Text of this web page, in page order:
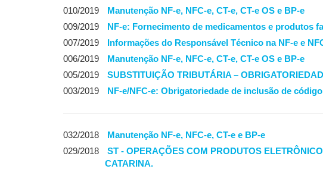
010/2019
Manutenção NF-e, NFC-e, CT-e, CT-e OS e BP-e
009/2019
NF-e: Fornecimento de medicamentos e produtos
007/2019
Informações do Responsável Técnico na NF-e e
006/2019
Manutenção NF-e, NFC-e, CT-e, CT-e OS e BP-e
005/2019
SUBSTITUIÇÃO TRIBUTÁRIA –
003/2019
NF-e/NFC-e: Obrigatoriedade de inclusão de
032/2018 Manutenção NF-e, NFC-e, CT-e e BP-e
029/2018
ST - OPERAÇÕES COM PRODUTOS
CATARINA.